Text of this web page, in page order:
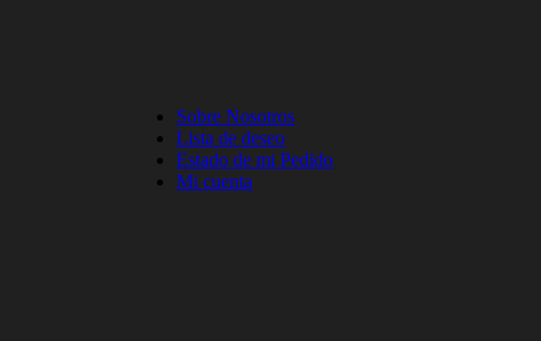
Sobre Nosotros
Lista de deseo
Estado de mi Pedido
Mi cuenta